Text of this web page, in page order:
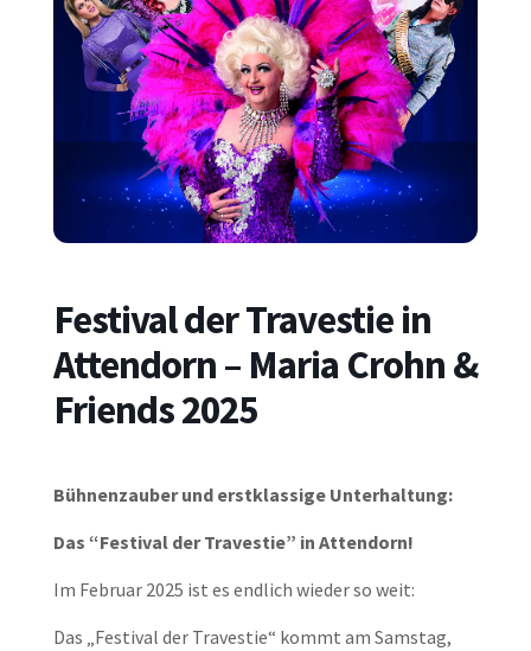
Festival der Travestie in
Attendorn – Maria Crohn &
Friends 2025
Bühnenzauber und erstklassige Unterhaltung:
Das “Festival der Travestie” in Attendorn!
Im Februar 2025 ist es endlich wieder so weit:
Das „Festival der Travestie“ kommt am Samstag,